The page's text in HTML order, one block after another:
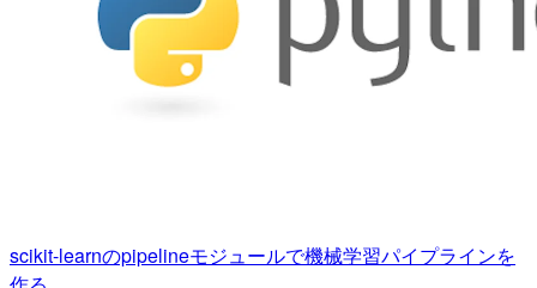
scikit-learnのpipelineモジュールで機械学習パイプラインを